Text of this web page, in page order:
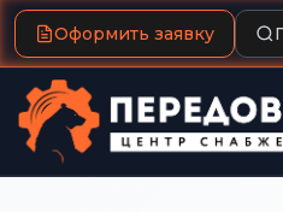
Оформить заявку